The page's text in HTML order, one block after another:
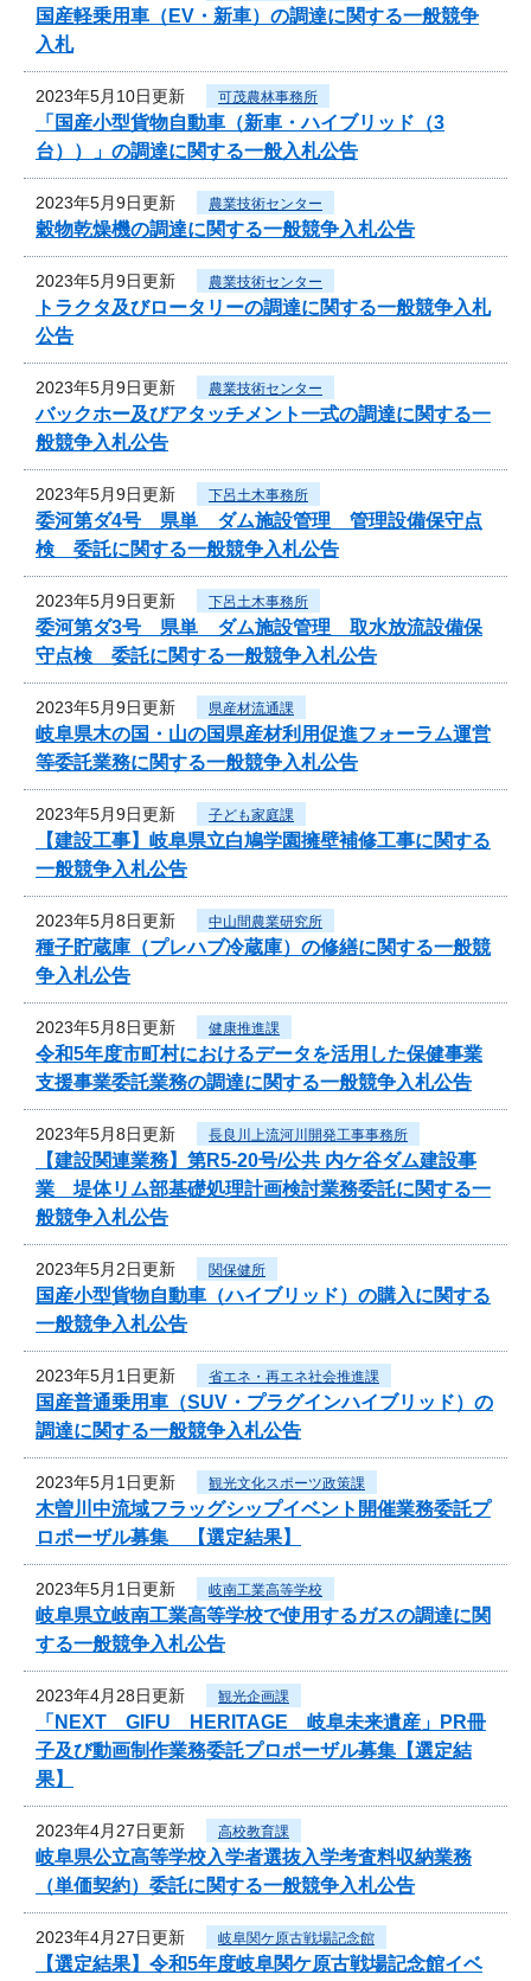
国産軽乗用車（EV・新車）の調達に関する一般競争
入札
2023年5月10日更新 可茂農林事務所
「国産小型貨物自動車（新車・ハイブリッド（3
台））」の調達に関する一般入札公告
2023年5月9日更新 農業技術センター
穀物乾燥機の調達に関する一般競争入札公告
2023年5月9日更新 農業技術センター
トラクタ及びロータリーの調達に関する一般競争入札
公告
2023年5月9日更新 農業技術センター
バックホー及びアタッチメント一式の調達に関する一
般競争入札公告
2023年5月9日更新 下呂土木事務所
委河第ダ4号 県単 ダム施設管理 管理設備保守点
検 委託に関する一般競争入札公告
2023年5月9日更新 下呂土木事務所
委河第ダ3号 県単 ダム施設管理 取水放流設備保
守点検 委託に関する一般競争入札公告
2023年5月9日更新 県産材流通課
岐阜県木の国・山の国県産材利用促進フォーラム運営
等委託業務に関する一般競争入札公告
2023年5月9日更新 子ども家庭課
【建設工事】岐阜県立白鳩学園擁壁補修工事に関する
一般競争入札公告
2023年5月8日更新 中山間農業研究所
種子貯蔵庫（プレハブ冷蔵庫）の修繕に関する一般競
争入札公告
2023年5月8日更新 健康推進課
令和5年度市町村におけるデータを活用した保健事業
支援事業委託業務の調達に関する一般競争入札公告
2023年5月8日更新 長良川上流河川開発工事事務所
【建設関連業務】第R5-20号/公共 内ケ谷ダム建設事
業 堤体リム部基礎処理計画検討業務委託に関する一
般競争入札公告
2023年5月2日更新 関保健所
国産小型貨物自動車（ハイブリッド）の購入に関する
一般競争入札公告
2023年5月1日更新 省エネ・再エネ社会推進課
国産普通乗用車（SUV・プラグインハイブリッド）の
調達に関する一般競争入札公告
2023年5月1日更新 観光文化スポーツ政策課
木曽川中流域フラッグシップイベント開催業務委託プ
ロポーザル募集 【選定結果】
2023年5月1日更新 岐南工業高等学校
岐阜県立岐南工業高等学校で使用するガスの調達に関
する一般競争入札公告
2023年4月28日更新 観光企画課
「NEXT GIFU HERITAGE 岐阜未来遺産」PR冊
子及び動画制作業務委託プロポーザル募集【選定結
果】
2023年4月27日更新 高校教育課
岐阜県公立高等学校入学者選抜入学考査料収納業務
（単価契約）委託に関する一般競争入札公告
2023年4月27日更新 岐阜関ケ原古戦場記念館
【選定結果】令和5年度岐阜関ケ原古戦場記念館イベ